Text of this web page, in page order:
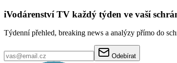
iVodárenství TV každý týden ve vaší
Týdenní přehled, breaking news a analýzy přímo do
Odebírat